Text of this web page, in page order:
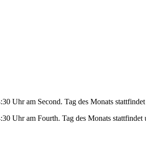
Uhr am Second. Tag des Monats
Uhr am Fourth. Tag des Monats